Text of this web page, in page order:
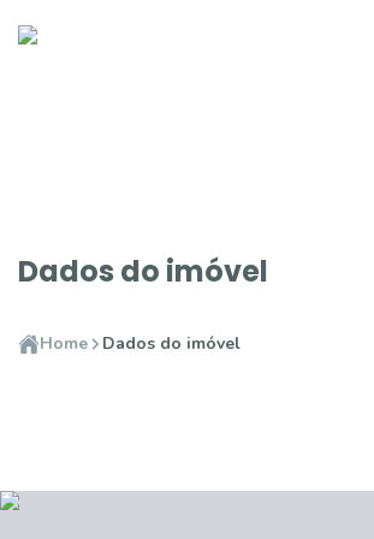
Dados do imóvel
Home Dados do imóvel